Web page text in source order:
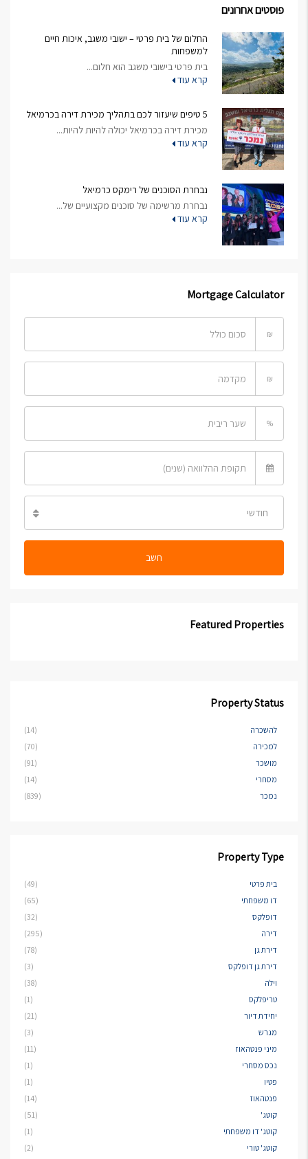
פוסטים אחרונים
החלום של בית פרטי – ישובי משגב, איכות חיים
למשפחות
בית פרטי בישובי משגב הוא חלום...
קרא עוד
5 טיפים שיעזור לכם בתהליך מכירת דירה בכרמיאל
מכירת דירה בכרמיאל יכולה להיות להיות...
קרא עוד
נבחרת הסוכנים של רימקס כרמיאל
נבחרת מרשימה של סוכנים מקצועיים של...
קרא עוד
Mortgage Calculator
₪
₪
%
חודשי
חשב
Featured Properties
Property Status
להשכרה
(14)
למכירה
(70)
מושכר
(91)
מסחרי
(14)
נמכר
(839)
Property Type
בית פרטי
(49)
דו משפחתי
(65)
דופלקס
(32)
דירה
(295)
דירת גן
(78)
דירת גן דופלקס
(3)
וילה
(38)
טריפלקס
(1)
יחידת דיור
(21)
מגרש
(3)
מיני פנטהאוז
(11)
נכס מסחרי
(1)
פטיו
(1)
פנטהאוז
(14)
קוטג'
(51)
קוטג' דו משפחתי
(1)
קוטג' טורי
(2)